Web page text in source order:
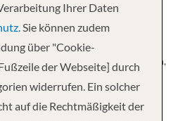
Bord der AmaDolce. Ihr Erlebnis
Kabine, wo Sie mit
wohltuenden Bade- und
Komfort genießen können,
süße Träume einhüllt. Warme
den Raum, während ein
meisten Kabinen vorhanden ist –
Ihrer Daten
Sie können zudem
über "Cookie-
der Webseite] durch
widerrufen. Ein solcher
auf die Rechtmäßigkeit der